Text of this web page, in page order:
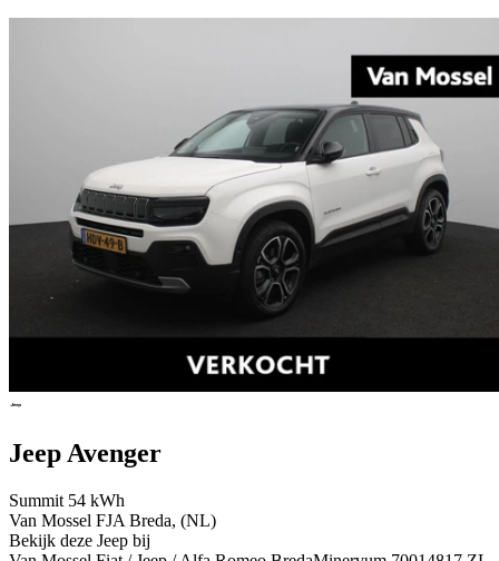
Jeep Avenger
Summit 54 kWh
Van Mossel FJA Breda, (NL)
Bekijk deze Jeep bij